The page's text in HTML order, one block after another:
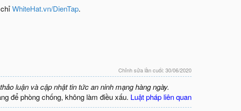
WhiteHat.vn/DienTap.
Chỉnh sửa lần cuối: 30/06/2020
luận và cập nhật tin tức an ninh mạng hàng ngày.
để phòng chống, không làm điều xấu. Luật pháp liên quan